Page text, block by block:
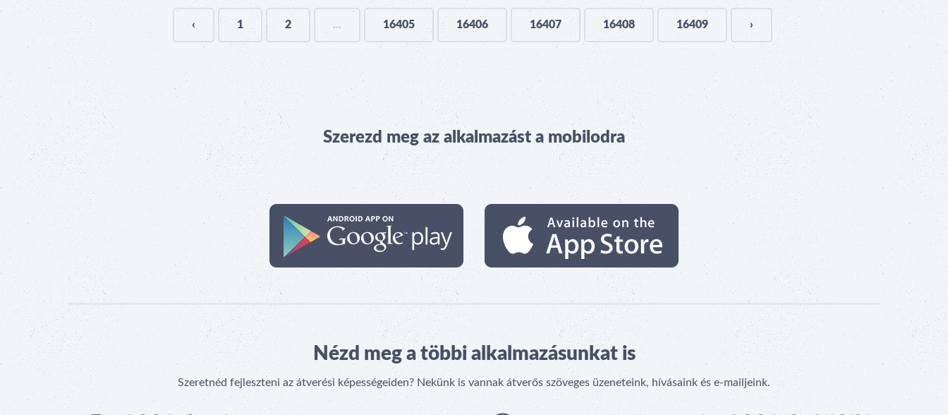
‹ 1 2 ... 16405 16406 16407 16408 16409 ›
Szerezd meg az alkalmazást a mobilodra
Nézd meg a többi alkalmazásunkat is
Szeretnéd fejleszteni az átverési képességeiden? Nekünk is vannak átverős szöveges üzeneteink, hívásaink és e-mailjeink.